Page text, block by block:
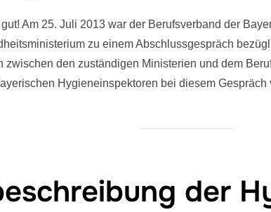
Am 25. Juli 2013 war der Berufsverband der
zu einem Abschlussgespräch
zwischen den zuständigen Ministerien und dem
Hygieneinspektoren bei diesem
der